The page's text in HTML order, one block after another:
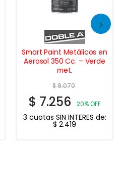
Smart Paint Metálicos en
Aerosol 350 Cc. – Verde
met.
$9.070
$ 7.256 20% OFF
3 cuotas SIN INTERES de:
$ 2.419